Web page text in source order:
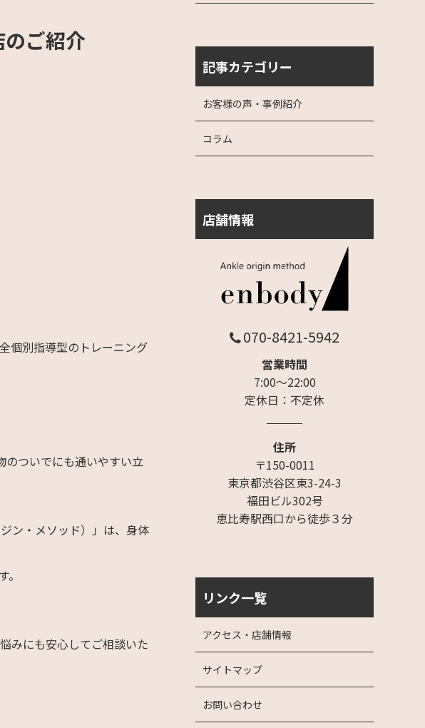
ご紹介
個別指導型のトレーニング
のついでにも通いやすい立
ン・メソッド）」は、身体
みにも安心してご相談いた
記事カテゴリー
お客様の声・事例紹介
コラム
店舗情報
070-8421-5942
営業時間
7:00～22:00
定休日：不定休
住所
〒150-0011
東京都渋谷区東3-24-3
福田ビル302号
恵比寿駅西口から徒歩３分
リンク一覧
アクセス・店舗情報
サイトマップ
お問い合わせ